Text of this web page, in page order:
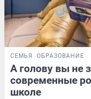
СЕМЬЯ ОБРАЗОВАНИЕ
А голову вы не
современные
школе